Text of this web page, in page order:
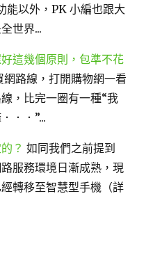
以外，PK 小編也跟大
世界...
這幾個原則，包準不花
網路線，打開購物網一看
，比完一圈有一種“我
．．”...
？ 如同我們之前提到
服務環境日漸成熟，現
轉移至智慧型手機（詳